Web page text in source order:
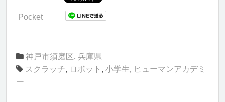
Pocket
神戸市須磨区, 兵庫県
スクラッチ, ロボット , 小学生, ヒューマンアカデミ
ー